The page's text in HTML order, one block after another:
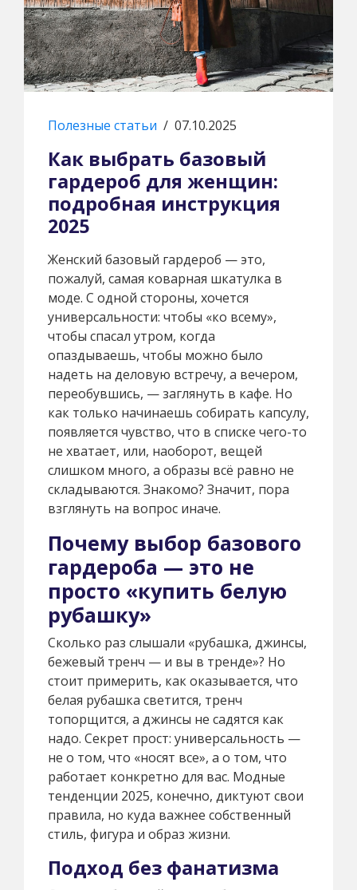
Полезные статьи / 07.10.2025
Как выбрать базовый
гардероб для женщин:
подробная инструкция
2025
Женский базовый гардероб — это,
пожалуй, самая коварная шкатулка в
моде. С одной стороны, хочется
универсальности: чтобы «ко всему»,
чтобы спасал утром, когда
опаздываешь, чтобы можно было
надеть на деловую встречу, а вечером,
переобувшись, — заглянуть в кафе. Но
как только начинаешь собирать капсулу,
появляется чувство, что в списке чего-то
не хватает, или, наоборот, вещей
слишком много, а образы всё равно не
складываются. Знакомо? Значит, пора
взглянуть на вопрос иначе.
Почему выбор базового
гардероба — это не
просто «купить белую
рубашку»
Сколько раз слышали «рубашка, джинсы,
бежевый тренч — и вы в тренде»? Но
стоит примерить, как оказывается, что
белая рубашка светится, тренч
топорщится, а джинсы не садятся как
надо. Секрет прост: универсальность —
не о том, что «носят все», а о том, что
работает конкретно для вас. Модные
тенденции 2025, конечно, диктуют свои
правила, но куда важнее собственный
стиль, фигура и образ жизни.
Подход без фанатизма